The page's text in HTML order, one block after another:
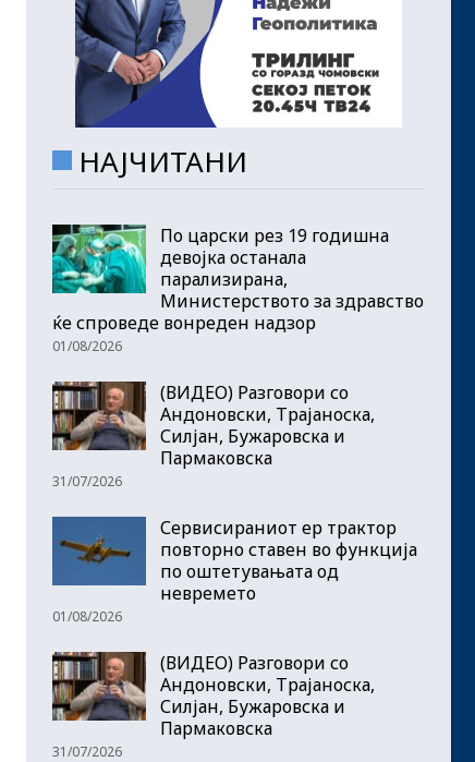
НАЈЧИТАНИ
По царски рез 19 годишна
девојка останала
парализирана,
Министерството за здравство
ќе спроведе вонреден надзор
01/08/2026
(ВИДЕО) Разговори со
Андоновски, Трајаноска,
Силјан, Бужаровска и
Пармаковска
31/07/2026
Сервисираниот ер трактор
повторно ставен во функција
по оштетувањата од
невремето
01/08/2026
(ВИДЕО) Разговори со
Андоновски, Трајаноска,
Силјан, Бужаровска и
Пармаковска
31/07/2026